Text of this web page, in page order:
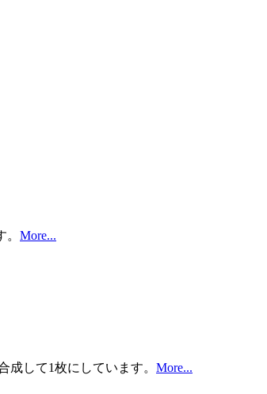
More...
成して1枚にしています。 More...